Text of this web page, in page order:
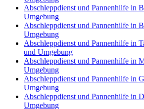
Abschleppdienst und Pannenhilfe in
Umgebung
Abschleppdienst und Pannenhilfe in
Umgebung
Abschleppdienst und Pannenhilfe in
und Umgebung
Abschleppdienst und Pannenhilfe in
Umgebung
Abschleppdienst und Pannenhilfe in
Umgebung
Abschleppdienst und Pannenhilfe in
Umgebung